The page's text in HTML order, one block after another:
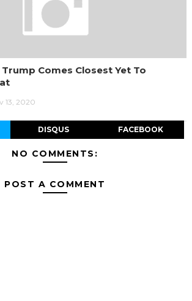
Comes Closest Yet To
13, 2020
DISQUS FACEBOOK
NO COMMENTS:
POST A COMMENT